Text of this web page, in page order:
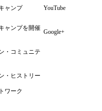
ャンプ YouTube
ャンプを開催
Google+
・コミュニテ
・ヒストリー
ワーク